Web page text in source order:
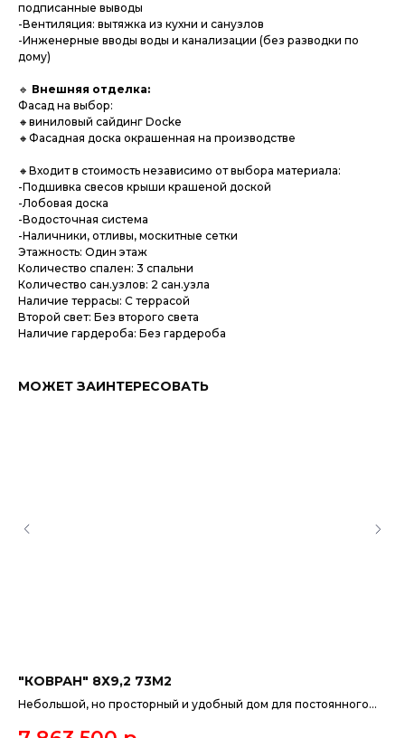
подписанные выводы
-Вентиляция: вытяжка из кухни и санузлов
-Инженерные вводы воды и канализации (без разводки по
дому)
🔹 Внешняя отделка:
Фасад на выбор:
🔸виниловый сайдинг Docke
🔸Фасадная доска окрашенная на производстве
🔸Входит в стоимость независимо от выбора материала:
-Подшивка свесов крыши крашеной доской
-Лобовая доска
-Водосточная система
-Наличники, отливы, москитные сетки
Этажность: Один этаж
Количество спален: 3 спальни
Количество сан.узлов: 2 сан.узла
Наличие террасы: С террасой
Второй свет: Без второго света
Наличие гардероба: Без гардероба
МОЖЕТ ЗАИНТЕРЕСОВАТЬ
"КОВРАН" 8Х9,2 73М2
Небольшой, но просторный и удобный дом для постоянного